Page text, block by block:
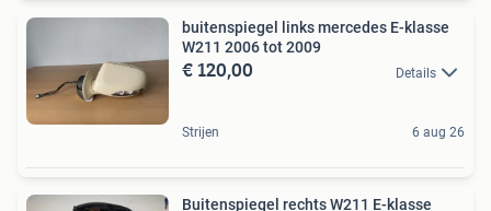
buitenspiegel links mercedes E-klasse
W211 2006 tot 2009
€ 120,00 Details
Strijen 6 aug 26
Buitenspiegel rechts W211 E-klasse